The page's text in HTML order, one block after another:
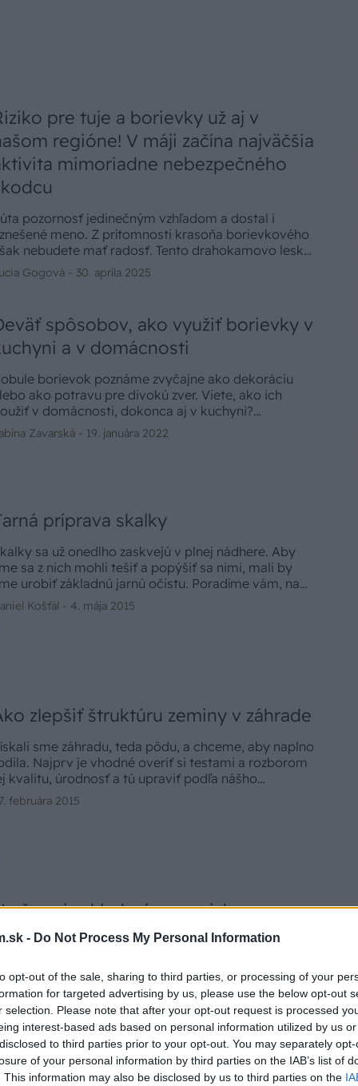
- Do Not Process My Personal Information
opt-out of the sale, sharing to third parties, or processing of your
for targeted advertising by us, please use the below opt-out
selection. Please note that after your opt-out request is processed
interest-based ads based on personal information utilized by us
to third parties prior to your opt-out. You may separately
of your personal information by third parties on the IAB’s list of
This information may also be disclosed by us to third parties on the
pre tuje a borievky už aj v
regióne! V máji začína najväčšia
mimoriadne nebezpečného
pozornosť jedinečným vzhľadom a dostal i
meno. Z prítomnosti krasoňa borievkového
nebudete mať radosť. Tento drahokamovo lesklý
pácha posledné roky na tujách a borievkach
obrovské škody, voči ktorým je takmer každý zásah
Ako sa jeho činnosť prejavuje na
drevinách?
Gogová - 30. apríla 2025
spôsobov, ako využiť borievky v
a v domácnosti
borievok poznáme zvyčajne ako dekoráciu
ako potravu pre divokú zver. Viete, ako ich
v domácnosti, dokonca aj v kuchyni?
sa dá dochutiť všetko od dezertov a
mäsa až po pálenku.
Zavarská - 19. januára 2022
príprava skalky
sa už onedlho zaskvejú v plnej nádhere. Aby
sa z nich mohli tešiť a popýšiť sa nimi, mali by
urobiť základnú jarnú očistu. Poradíme vám, na
by ste rozhodne nemali zabudnúť.
Košťál - 4. mája 2015
zlepšiť štruktúru zeminy v záhrade
sme záhradu, teda pôdu, a chceme, aby naplno
Najprv je vhodné overiť si testami a rozborom
kvalitu, úrodnosť a tú upraviť podľa nášho
zámeru, respektíve podľa
rastlín, ktoré chceme pestovať.
februára 2015
čo pri zakladaní vresoviska
Môžeme ho vysadiť okrasnými aj úžitkovými
Nádherne rozkvitnuté a farebné ho
môcť obdivovať takmer celý rok. Na čo teda
pri zakladaní zabudnúť?
Košťál -6. októbra 2014